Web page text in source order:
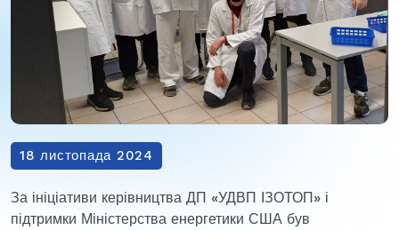
18 листопада 2024
За ініціативи керівництва ДП «УДВП ІЗОТОП» і
підтримки Міністерства енергетики США був